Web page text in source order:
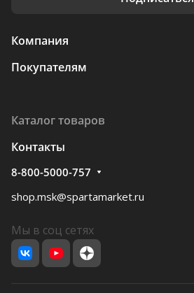
Компания
Покупателям
Каталог товаров
Контакты
8-800-5000-757
shop.msk@spartamarket.ru
Мы в соц сетях